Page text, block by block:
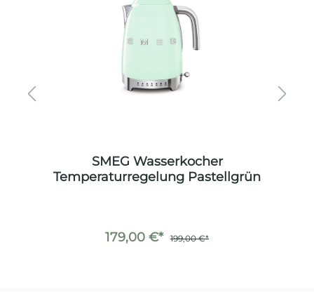
SMEG Wasserkocher
Temperaturregelung Pastellgrün
179,00 €* 199,00 €*